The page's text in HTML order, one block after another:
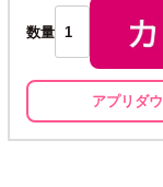
数量
アプリダ